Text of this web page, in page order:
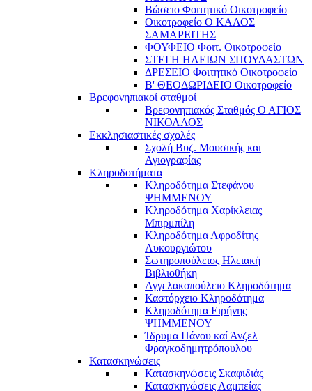
Βώσειο Φοιτητικό Οικοτροφείο
Οικοτροφείο Ο ΚΑΛΟΣ
ΣΑΜΑΡΕΙΤΗΣ
ΦΟΥΦΕΙΟ Φοιτ. Οικοτροφείο
ΣΤΕΓΗ ΗΛΕΙΩΝ ΣΠΟΥΔΑΣΤΩΝ
ΔΡΕΣΕΙΟ Φοιτητικό Οικοτροφείο
Β' ΘΕΟΔΩΡΙΔΕΙΟ Οικοτροφείο
Βρεφονηπιακοί σταθμοί
Βρεφονηπιακός Σταθμός Ο ΑΓΙΟΣ
ΝΙΚΟΛΑΟΣ
Εκκλησιαστικές σχολές
Σχολή Βυζ. Μουσικής και
Αγιογραφίας
Κληροδοτήματα
Κληροδότημα Στεφάνου
ΨΗΜΜΕΝΟΥ
Κληροδότημα Χαρίκλειας
Μπιρμπίλη
Κληροδότημα Αφροδίτης
Λυκουργιώτου
Σωτηροπούλειος Ηλειακή
Βιβλιοθήκη
Αγγελακοπούλειο Κληροδότημα
Καστόρχειο Κληροδότημα
Κληροδότημα Ειρήνης
ΨΗΜΜΕΝΟΥ
Ίδρυμα Πάνου καί Άνζελ
Φραγκοδημητρόπουλου
Κατασκηνώσεις
Κατασκηνώσεις Σκαφιδιάς
Κατασκηνώσεις Λαμπείας